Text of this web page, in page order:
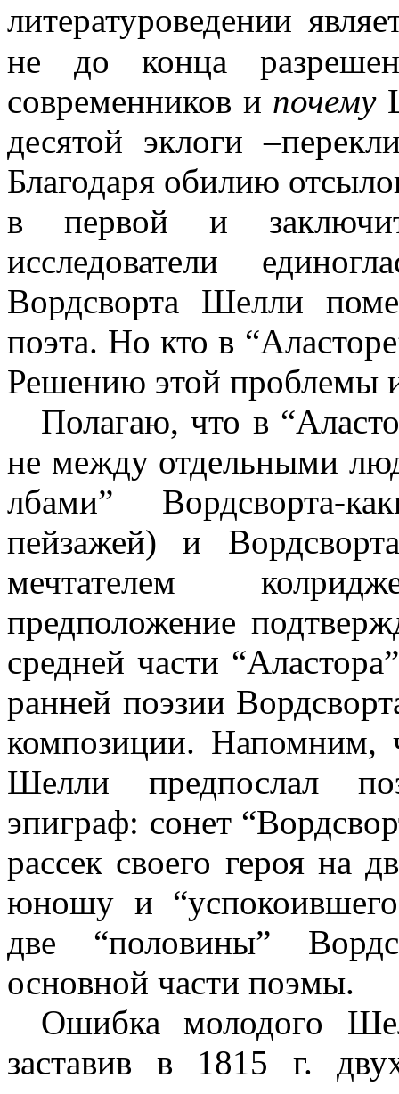
литературоведении
не до конца
современников и почему
десятой эклоги
Благодаря обилию
в первой и
исследователи
Вордсворта Шелли
поэта. Но кто в
Решению этой проблемы
Полагаю, что в
не между отдельными
лбами” Вордсворта-
пейзажей) и
мечтателем
предположение
средней части
ранней поэзии
композиции. Напомним,
Шелли предпослал
эпиграф: сонет
рассек своего героя на
юношу и
две “половины”
основной части поэмы.
Ошибка молодого
заставив в 1815 г.